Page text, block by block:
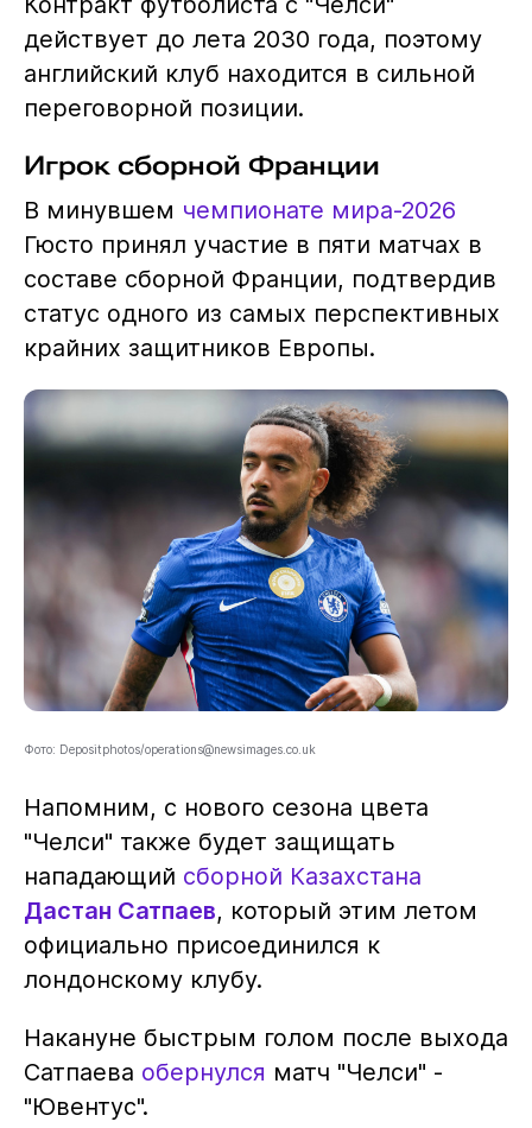
действует до лета 2030 года, поэтому
английский клуб находится в сильной
переговорной позиции.
Игрок сборной Франции
В минувшем чемпионате мира-2026
Гюсто принял участие в пяти матчах в
составе сборной Франции, подтвердив
статус одного из самых перспективных
крайних защитников Европы.
Фото: Depositphotos/operations@newsimages.co.uk
Напомним, с нового сезона цвета
"Челси" также будет защищать
нападающий сборной Казахстана
Дастан Сатпаев, который этим летом
официально присоединился к
лондонскому клубу.
Накануне быстрым голом после выхода
Сатпаева обернулся матч "Челси" -
"Ювентус".